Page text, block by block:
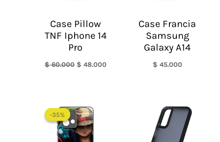
Case Pillow
TNF Iphone 14
Pro
$60.000 $ 48.000
Case Francia
Samsung
Galaxy A14
$ 45.000
-35%
-35%